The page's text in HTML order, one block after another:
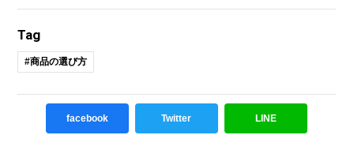
Tag
#商品の選び方
facebook Twitter LINE